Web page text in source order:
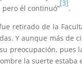
él continuó”
[3]
.
retirado de la
Y aunque más de
preocupación, pues
la suerte estaba